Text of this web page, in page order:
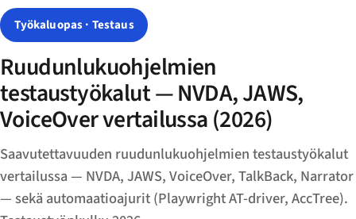
Työkaluopas · Testaus
Ruudunlukuohjelmien
testaustyökalut — NVDA, JAWS,
VoiceOver vertailussa (2026)
Saavutettavuuden ruudunlukuohjelmien testaustyökalut
vertailussa — NVDA, JAWS, VoiceOver, TalkBack, Narrator
— sekä automaatioajurit (Playwright AT-driver, AccTree).